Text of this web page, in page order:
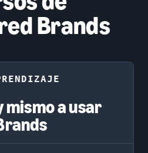
Brands
mismo a usar